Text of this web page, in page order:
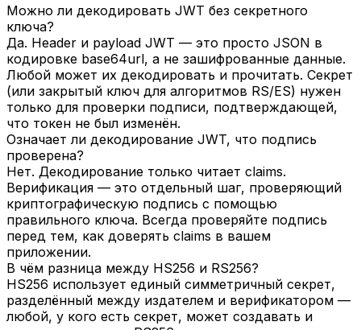
Можно ли декодировать JWT без секретного
ключа?
Да. Header и payload JWT — это просто JSON в
кодировке base64url, а не зашифрованные данные.
Любой может их декодировать и прочитать. Секрет
(или закрытый ключ для алгоритмов RS/ES) нужен
только для проверки подписи, подтверждающей,
что токен не был изменён.
Означает ли декодирование JWT, что подпись
проверена?
Нет. Декодирование только читает claims.
Верификация — это отдельный шаг, проверяющий
криптографическую подпись с помощью
правильного ключа. Всегда проверяйте подпись
перед тем, как доверять claims в вашем
приложении.
В чём разница между HS256 и RS256?
HS256 использует единый симметричный секрет,
разделённый между издателем и верификатором —
любой, у кого есть секрет, может создавать и